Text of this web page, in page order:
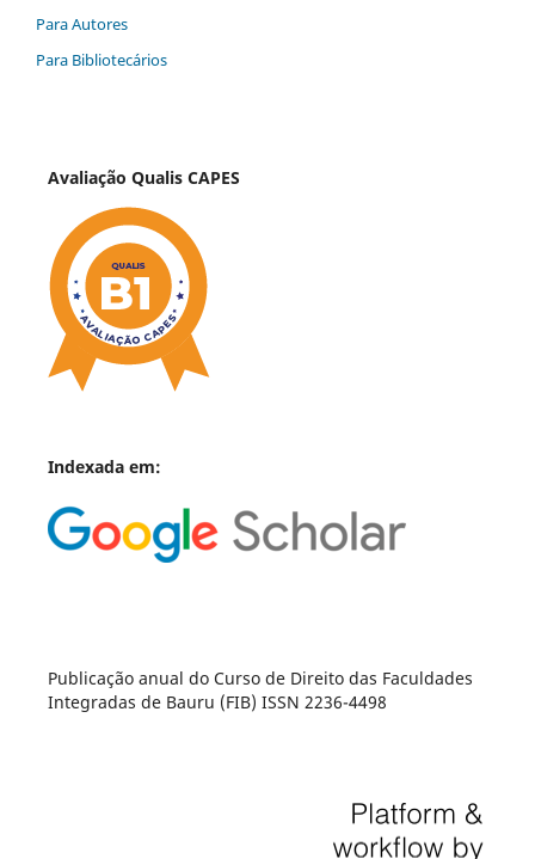
Para Autores
Para Bibliotecários
Avaliação Qualis CAPES
Indexada em:
Publicação anual do Curso de Direito das Faculdades
Integradas de Bauru (FIB) ISSN 2236-4498